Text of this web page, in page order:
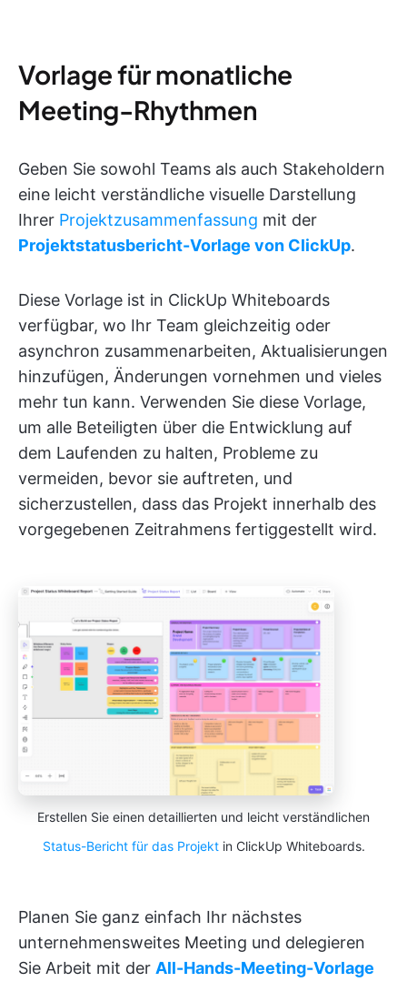
Vorlage für monatliche
Meeting-Rhythmen
Geben Sie sowohl Teams als auch Stakeholdern
eine leicht verständliche visuelle Darstellung
Ihrer Projektzusammenfassung mit der
Projektstatusbericht-Vorlage von ClickUp.
Diese Vorlage ist in ClickUp Whiteboards
verfügbar, wo Ihr Team gleichzeitig oder
asynchron zusammenarbeiten, Aktualisierungen
hinzufügen, Änderungen vornehmen und vieles
mehr tun kann. Verwenden Sie diese Vorlage,
um alle Beteiligten über die Entwicklung auf
dem Laufenden zu halten, Probleme zu
vermeiden, bevor sie auftreten, und
sicherzustellen, dass das Projekt innerhalb des
vorgegebenen Zeitrahmens fertiggestellt wird.
Erstellen Sie einen detaillierten und leicht verständlichen
Status-Bericht für das Projektin ClickUp Whiteboards.
Planen Sie ganz einfach Ihr nächstes
unternehmensweites Meeting und delegieren
Sie Arbeit mit der All-Hands-Meeting-Vorlage